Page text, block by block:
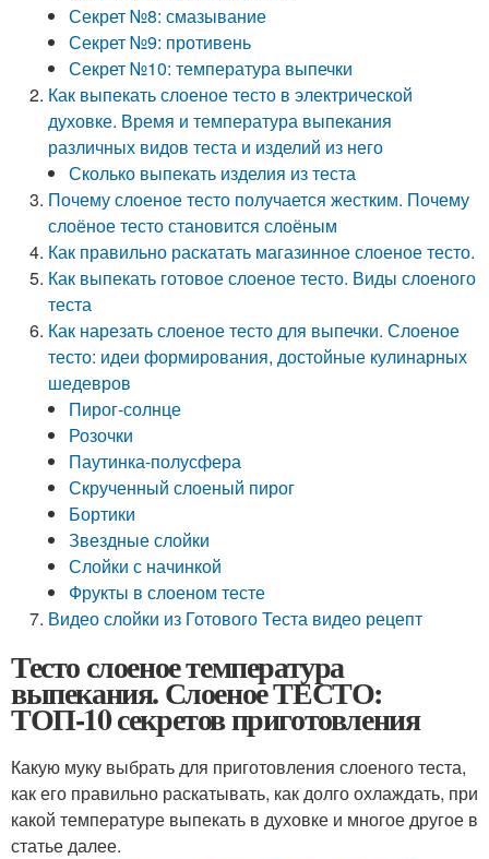
Секрет №8: смазывание
Секрет №9: противень
Секрет №10: температура выпечки
Как выпекать слоеное тесто в электрической
духовке. Время и температура выпекания
различных видов теста и изделий из него
Сколько выпекать изделия из теста
Почему слоеное тесто получается жестким. Почему
слоёное тесто становится слоёным
Как правильно раскатать магазинное слоеное тесто.
Как выпекать готовое слоеное тесто. Виды слоеного
теста
Как нарезать слоеное тесто для выпечки. Слоеное
тесто: идеи формирования, достойные кулинарных
шедевров
Пирог-солнце
Розочки
Паутинка-полусфера
Скрученный слоеный пирог
Бортики
Звездные слойки
Слойки с начинкой
Фрукты в слоеном тесте
Видео слойки из Готового Теста видео рецепт
Тесто слоеное температура
выпекания. Слоеное ТЕСТО:
ТОП-10 секретов приготовления
Какую муку выбрать для приготовления слоеного теста,
как его правильно раскатывать, как долго охлаждать, при
какой температуре выпекать в духовке и многое другое в
статье далее.